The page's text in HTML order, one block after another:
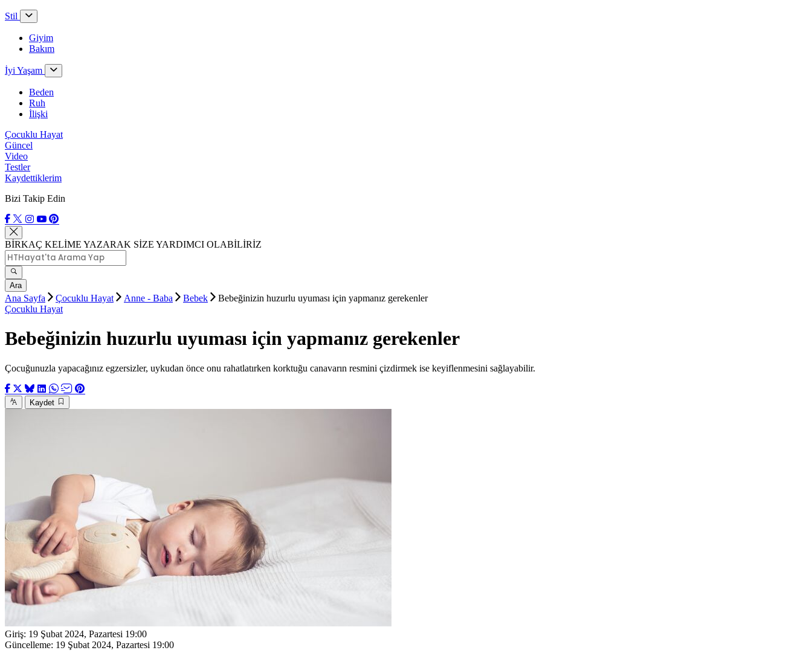
Stil
Giyim
Bakım
İyi Yaşam
Beden
Ruh
İlişki
Çocuklu Hayat
Güncel
Video
Testler
Kaydettiklerim
Bizi Takip Edin
BİRKAÇ KELİME YAZARAK SİZE YARDIMCI OLABİLİRİZ
Ara
Ana Sayfa Çocuklu Hayat Anne - Baba Bebek
Bebeğinizin huzurlu uyuması için yapmanız gerekenler
Çocuklu Hayat
Bebeğinizin huzurlu uyuması için yapmanız gerekenler
Çocuğunuzla yapacağınız egzersizler, uykudan önce onu rahatlatırken korktuğu canavarın resmini çizdirmek ise keyiflenmesini sağlayabilir.
Kaydet
Giriş: 19 Şubat 2024, Pazartesi 19:00
Güncelleme: 19 Şubat 2024, Pazartesi 19:00